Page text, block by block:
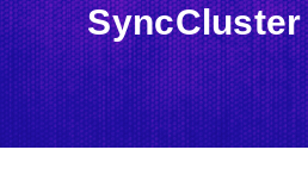
SyncCluster